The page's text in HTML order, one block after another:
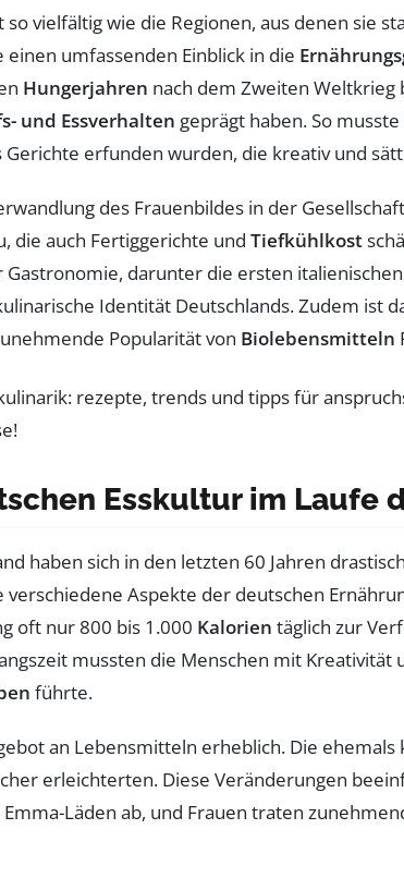
vielfältig wie die Regionen, aus denen sie
umfassenden Einblick in die
Hungerjahren nach dem Zweiten Weltkrieg
und Essverhalten geprägt haben. So
erfunden wurden, die kreativ und
des Frauenbildes in der
die auch Fertiggerichte und Tiefkühlkost
darunter die ersten
Identität Deutschlands. Zudem ist
Popularität von Biolebensmitteln
Esskultur im Laufe
haben sich in den letzten 60 Jahren
Aspekte der deutschen
oft nur 800 bis 1.000 Kalorien täglich zur
mussten die Menschen mit
führte.
an Lebensmitteln erheblich. Die
erleichterten. Diese Veränderungen
Läden ab, und Frauen traten